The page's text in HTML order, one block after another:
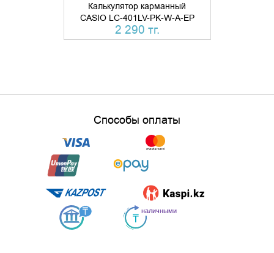
Калькулятор карманный
CASIO LC-401LV-PK-W-A-EP
2 290 тг.
Способы оплаты